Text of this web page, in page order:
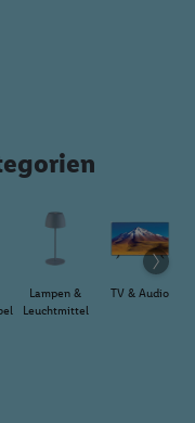
Lampen &
Leuchtmittel
TV & Audio